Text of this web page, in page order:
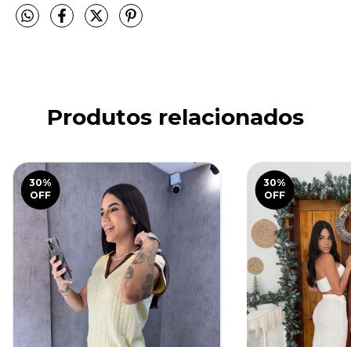
Produtos relacionados
30%
OFF
30%
OFF